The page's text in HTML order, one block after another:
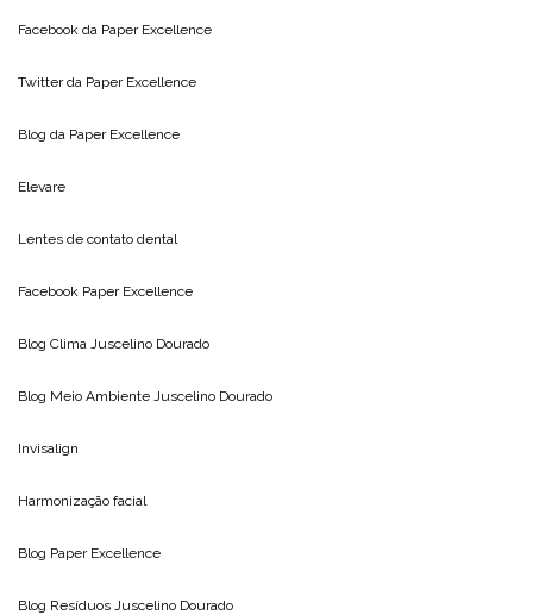
Facebook da Paper Excellence
Twitter da Paper Excellence
Blog da Paper Excellence
Elevare
Lentes de contato dental
Facebook Paper Excellence
Blog Clima Juscelino Dourado
Blog Meio Ambiente Juscelino Dourado
Invisalign
Harmonização facial
Blog Paper Excellence
Blog Resíduos Juscelino Dourado